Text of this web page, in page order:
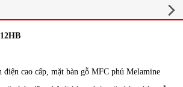
điện cao cấp, mặt bàn gỗ MFC phủ Melamine